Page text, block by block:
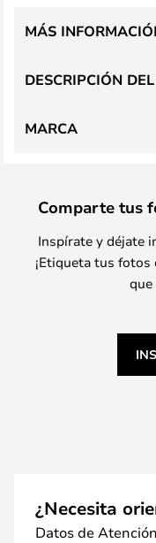
DESCRIPCIÓN
MÁS
MARCA
Comparte tus
Inspírate y déjate
¡Etiqueta tus fotos
que
¿Necesita
Datos de